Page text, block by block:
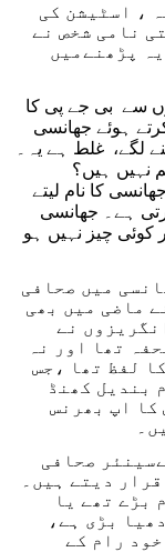
، اسٹیشن کی
نامی شخص نے
پڑھنےمیں
سے بی جے پی کا
ہوئے جھانسی
لگے، غلط ہے یہ۔
نہیں ہیں؟
کا نام لیتے
ہے۔ جھانسی
کوئی چیز نہیں ہو
میں صحافی
ماضی میں بھی
نے
تھا اور نہ
لفظ تھا ،جس
بندیل کھنڈ
کا اپ بھرنس
صحافی
دیتے ہیں۔
بڑے تھے یا
بڑی ہے،
رام کے